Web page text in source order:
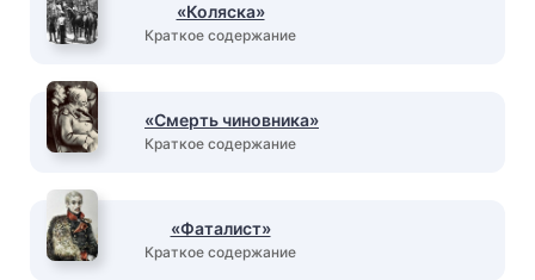
«Коляска»
Краткое содержание
«Смерть чиновника»
Краткое содержание
«Фаталист»
Краткое содержание